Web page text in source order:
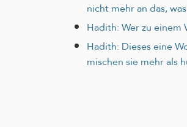
nicht mehr an das,
Hadith: Wer zu
Hadith: Dieses eine
mischen sie mehr als